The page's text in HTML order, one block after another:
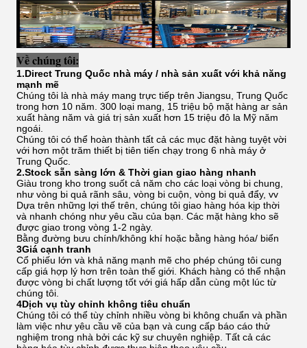
Về chúng tôi:
1.Direct Trung Quốc nhà máy / nhà sản xuất với khả năng
mạnh mẽ
Chúng tôi là nhà máy mang trực tiếp trên Jiangsu, Trung Quốc
trong hơn 10 năm. 300 loại mang, 15 triệu bộ mặt hàng ar sản
xuất hàng năm và giá trị sản xuất hơn 15 triệu đô la Mỹ năm
ngoái.
Chúng tôi có thể hoàn thành tất cả các mục đặt hàng tuyệt vời
với hơn một trăm thiết bị tiên tiến chạy trong 6 nhà máy ở
Trung Quốc.
2.Stock sẵn sàng lớn & Thời gian giao hàng nhanh
Giàu trong kho trong suốt cả năm cho các loại vòng bi chung,
như vòng bi quả rãnh sâu, vòng bi cuộn, vòng bi quả đẩy, vv
Dựa trên những lợi thế trên, chúng tôi giao hàng hóa kịp thời
và nhanh chóng như yêu cầu của bạn. Các mặt hàng kho sẽ
được giao trong vòng 1-2 ngày.
Bằng đường bưu chính/không khí hoặc bằng hàng hóa/ biển
3Giá cạnh tranh
Cổ phiếu lớn và khả năng mạnh mẽ cho phép chúng tôi cung
cấp giá hợp lý hơn trên toàn thế giới. Khách hàng có thể nhận
được vòng bi chất lượng tốt với giá hấp dẫn cùng một lúc từ
chúng tôi.
4Dịch vụ tùy chỉnh không tiêu chuẩn
Chúng tôi có thể tùy chỉnh nhiều vòng bi không chuẩn và phần
làm việc như yêu cầu vẽ của bạn và cung cấp báo cáo thử
nghiệm trong nhà bởi các kỹ sư chuyên nghiệp. Tất cả các